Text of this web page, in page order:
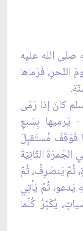
صلى الله عليه
النّحرِ، فَرَماها
كانَ إذا رَمَى
بِسَبعِ
فَوَقَفَ مُستَقبِلَ
الجَمرَةَ الثّانِيَةَ
ثُمّ يَنصَرِفُ، ثُمّ
يَدعو، ثُمّ يَأتِي
يُكَبّرُ كُلّما